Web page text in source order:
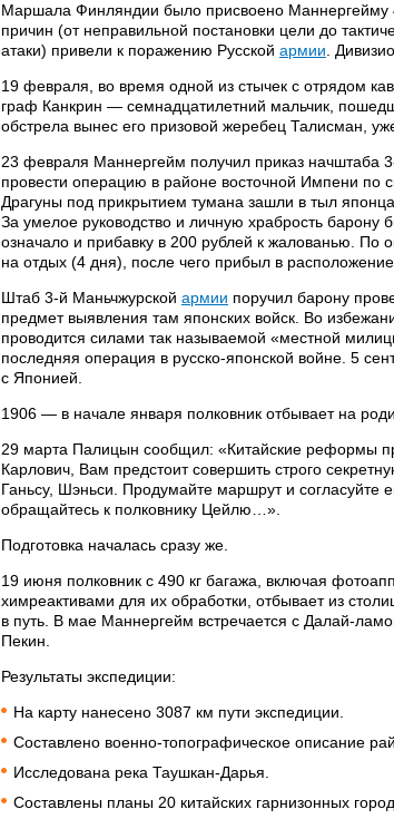
Маршала Финляндии было присвоено Маннергейму
причин (от неправильной постановки цели до
атаки) привели к поражению Русской армии .
19 февраля, во время одной из стычек с отрядом
граф Канкрин — семнадцатилетний мальчик,
обстрела вынес его призовой жеребец Талисман,
23 февраля Маннергейм получил приказ начштаба
провести операцию в районе восточной Импени по
Драгуны под прикрытием тумана зашли в тыл
За умелое руководство и личную храбрость барону
означало и прибавку в 200 рублей к жалованью. По
на отдых (4 дня), после чего прибыл в
Штаб 3-й Маньчжурской армии поручил барону
предмет выявления там японских войск. Во
проводится силами так называемой «местной
последняя операция в русско-японской войне. 5
с Японией.
1906 — в начале января полковник отбывает на
29 марта Палицын сообщил: «Китайские реформы
Карлович, Вам предстоит совершить строго
Ганьсу, Шэньси. Продумайте маршрут и согласуйте
обращайтесь к полковнику Цейлю…».
Подготовка началась сразу же.
19 июня полковник с 490 кг багажа, включая
химреактивами для их обработки, отбывает из
в путь. В мае Маннергейм встречается с Далай-
Пекин.
Результаты экспедиции:
На карту нанесено 3087 км пути экспедиции.
Составлено военно-топографическое описание
Исследована река Таушкан-Дарья.
Составлены планы 20 китайских гарнизонных